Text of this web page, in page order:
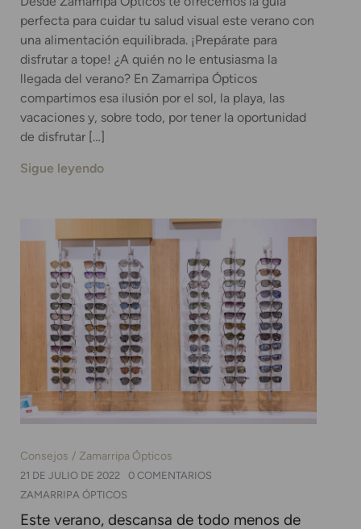
perfecta para cuidar tu salud visual este verano con
una alimentación equilibrada. ¡Prepárate para
disfrutar a tope! ¿A quién no le entusiasma la
llegada del verano? En Zamarripa Ópticos
compartimos esa ilusión por el sol, la playa, las
vacaciones y, sobre todo, por tener la oportunidad
de disfrutar […]
Sigue leyendo
Consejos Zamarripa Ópticos
21 DE JULIO DE 2022
0 COMENTARIOS
ZAMARRIPA ÓPTICOS
Este verano, descansa de todo menos de